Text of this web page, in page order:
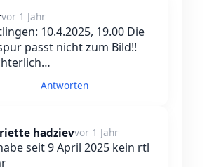
vor 1 Jahr
10.4.2025, 19.00 Die
passt nicht zum Bild!!
Antworten
hadzievvor 1 Jahr
seit 9 April 2025 kein rtl